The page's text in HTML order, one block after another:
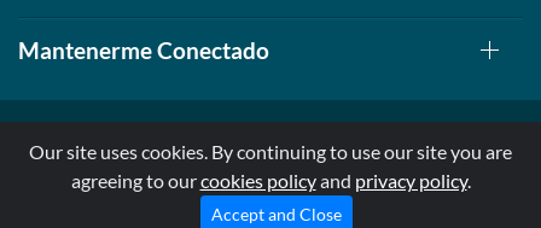
Mantenerme Conectado
© 1999-2026, AllStarHealth.com | All Rights Reserved
* Estas declaraciones no han sido evaluadas por la FDA
Our site uses cookies. By continuing to use our site you are
agreeing to ourcookies policyand privacy policy.
Accept and Close